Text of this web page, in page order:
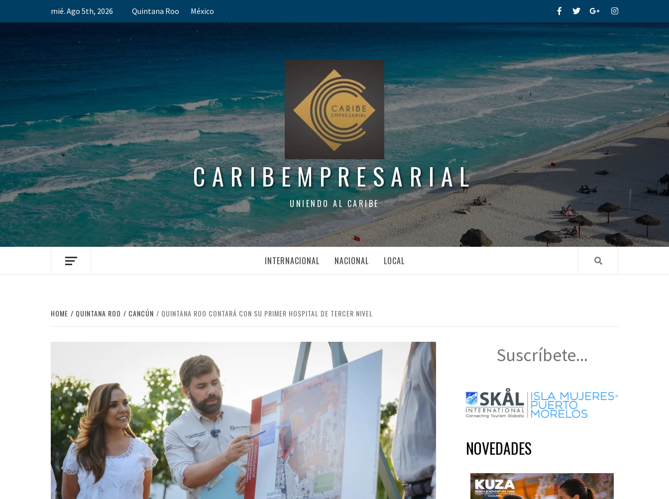
mié. Ago 5th, 2026 Quintana Roo México FacebookTwitterGoogle+Instagram
CARIBEMPRESARIAL
UNIENDO AL CARIBE
INTERNACIONAL NACIONAL LOCAL
HOME QUINTANA ROO CANCÚN QUINTANA ROO CONTARÁ CON SU PRIMER HOSPITAL DE TERCER NIVEL
Suscríbete...
NOVEDADES